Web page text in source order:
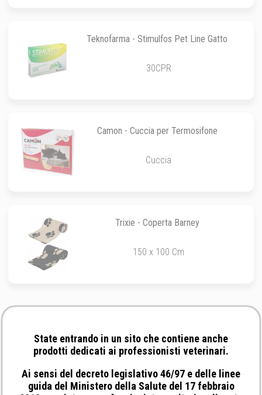
Teknofarma - Stimulfos Pet Line Gatto
30CPR
Camon - Cuccia per Termosifone
Cuccia
Trixie - Coperta Barney
150 x 100 Cm
State entrando in un sito che contiene anche
prodotti dedicati ai professionisti veterinari.
Ai sensi del decreto legislativo 46/97 e delle linee
guida del Ministero della Salute del 17 febbraio